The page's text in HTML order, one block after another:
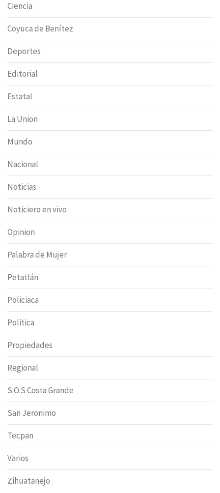
Ciencia
Coyuca de Benítez
Deportes
Editorial
Estatal
La Union
Mundo
Nacional
Noticias
Noticiero en vivo
Opinion
Palabra de Mujer
Petatlán
Policiaca
Politica
Propiedades
Regional
S.O.S Costa Grande
San Jeronimo
Tecpan
Varios
Zihuatanejo